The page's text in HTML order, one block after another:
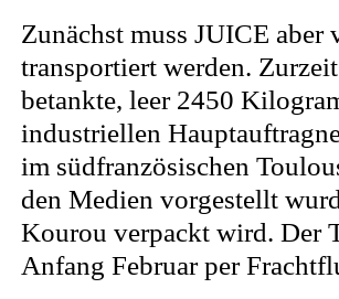
Zunächst muss JUICE aber
transportiert werden.
betankte, leer 2450
industriellen
im südfranzösischen
den Medien vorgestellt
Kourou verpackt wird. Der
Anfang Februar per